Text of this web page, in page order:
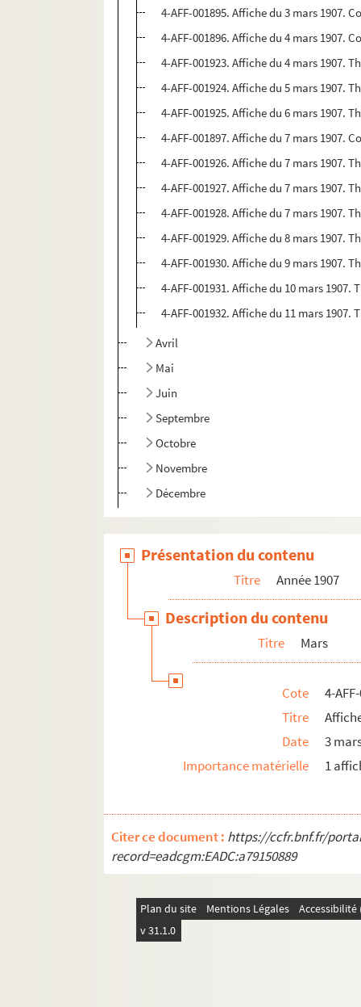
4-AFF-001895. Affiche du 3 mars 1907.
4-AFF-001896. Affiche du 4 mars 1907.
4-AFF-001923. Affiche du 4 mars 1907.
4-AFF-001924. Affiche du 5 mars 1907.
4-AFF-001925. Affiche du 6 mars 1907.
4-AFF-001897. Affiche du 7 mars 1907.
4-AFF-001926. Affiche du 7 mars 1907.
4-AFF-001927. Affiche du 7 mars 1907.
4-AFF-001928. Affiche du 7 mars 1907.
4-AFF-001929. Affiche du 8 mars 1907.
4-AFF-001930. Affiche du 9 mars 1907.
4-AFF-001931. Affiche du 10 mars
4-AFF-001932. Affiche du 11 mars
Avril
Mai
Juin
Septembre
Octobre
Novembre
Décembre
Année 1909
Année 1911
Année 1912
Année 1918
Présentation du contenu
Titre Année 1907
Description du contenu
Titre Mars
Cote
4-
Titre
Date
3
Importance matérielle
1
Citer ce document : https://ccfr.bnf.fr/
record=eadcgm:EADC:a79150889
Plan du site Mentions Légales
v 31.1.0